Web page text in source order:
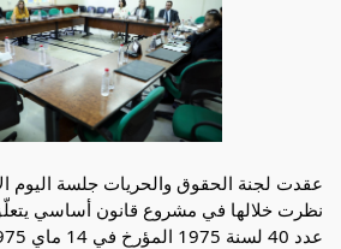
نظرت خلالها في مشروع قانون أساسي يتعلّق